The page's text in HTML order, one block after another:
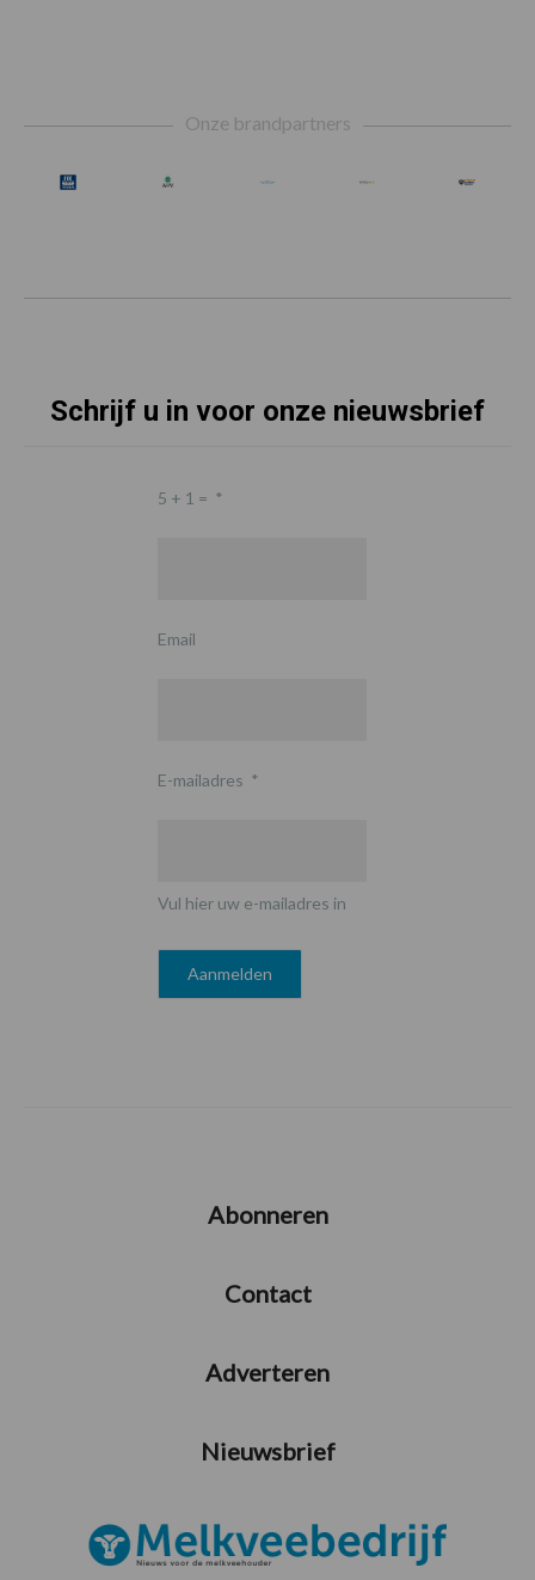
Onze brandpartners
Schrijf u in voor onze nieuwsbrief
5 + 1 = *
Email
E-mailadres *
Vul hier uw e-mailadres in
Abonneren
Contact
Adverteren
Nieuwsbrief